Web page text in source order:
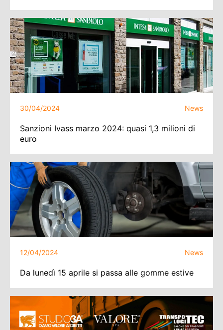
30/04/2024 News
Sanzioni Ivass marzo 2024: quasi 1,3 milioni di
euro
12/04/2024 News
Da lunedì 15 aprile si passa alle gomme estive